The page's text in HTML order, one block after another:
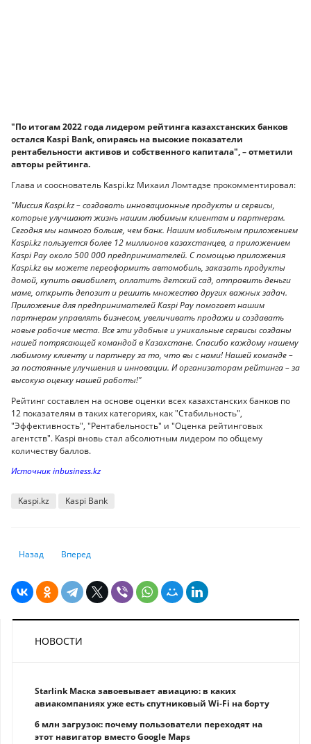
"По итогам 2022 года лидером рейтинга казахстанских банков
остался Kaspi Bank, опираясь на высокие показатели
рентабельности активов и собственного капитала", – отметили
авторы рейтинга.
Глава и сооснователь Kaspi.kz Михаил Ломтадзе прокомментировал:
"Миссия Kaspi.kz – создавать инновационные продукты и сервисы,
которые улучшают жизнь нашим любимым клиентам и партнерам.
Сегодня мы намного больше, чем банк. Нашим мобильным приложением
Kaspi.kz пользуется более 12 миллионов казахстанцев, а приложением
Kaspi Pay около 500 000 предпринимателей. С помощью приложения
Kaspi.kz вы можете переоформить автомобиль, заказать продукты
домой, купить авиабилет, оплатить детский сад, отправить деньги
маме, открыть депозит и решить множество других важных задач.
Приложение для предпринимателей Kaspi Pay помогает нашим
партнерам управлять бизнесом, увеличивать продажи и создавать
новые рабочие места. Все эти удобные и уникальные сервисы созданы
нашей потрясающей командой в Казахстане. Спасибо каждому нашему
любимому клиенту и партнеру за то, что вы с нами! Нашей команде –
за постоянные улучшения и инновации. И организаторам рейтинга – за
высокую оценку нашей работы!"
Рейтинг составлен на основе оценки всех казахстанских банков по
12 показателям в таких категориях, как "Стабильность",
"Эффективность", "Рентабельность" и "Оценка рейтинговых
агентств". Kaspi вновь стал абсолютным лидером по общему
количеству баллов.
Источник inbusiness.kz
Kaspi.kz Kaspi Bank
Предыдущий: Иностранным туристам разрешили оформлять карты
Назад Следующий: Какой банк сократит больше половины
Вперед
НОВОСТИ
Starlink Маска завоевывает авиацию: в каких
авиакомпаниях уже есть спутниковый Wi-Fi на борту
6 млн загрузок: почему пользователи переходят на
этот навигатор вместо Google Maps